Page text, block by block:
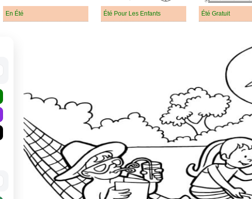
En Été Été Pour Les Enfants Été Gratuit